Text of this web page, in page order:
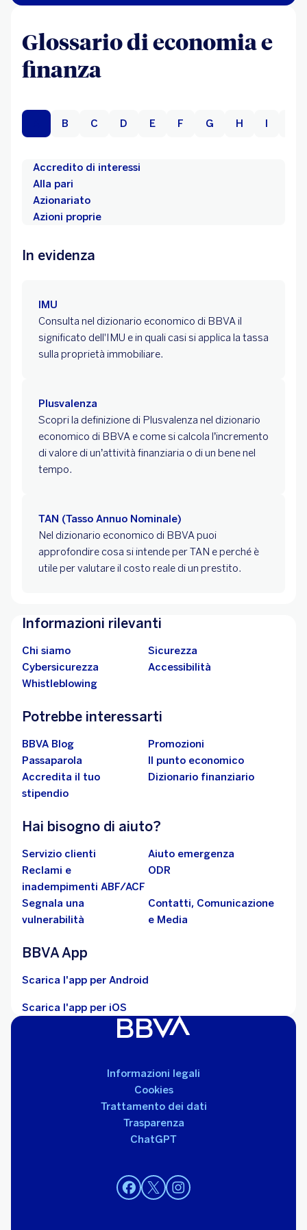
Glossario di economia e
finanza
B C D E F G H I
Accredito di interessi
Alla pari
Azionariato
Azioni proprie
In evidenza
IMU
Consulta nel dizionario economico di BBVA il
significato dell'IMU e in quali casi si applica la tassa
sulla proprietà immobiliare.
Plusvalenza
Scopri la definizione di Plusvalenza nel dizionario
economico di BBVA e come si calcola l’incremento
di valore di un’attività finanziaria o di un bene nel
tempo.
TAN (Tasso Annuo Nominale)
Nel dizionario economico di BBVA puoi
approfondire cosa si intende per TAN e perché è
utile per valutare il costo reale di un prestito.
Informazioni rilevanti
Chi siamo
Sicurezza
Cybersicurezza
Accessibilità
Whistleblowing
Potrebbe interessarti
BBVA Blog
Promozioni
Passaparola
Il punto economico
Accredita il tuo
stipendio
Dizionario finanziario
Hai bisogno di aiuto?
Servizio clienti
Aiuto emergenza
Reclami e
inadempimenti ABF/ACF
ODR
Segnala una
vulnerabilità
Contatti, Comunicazione
e Media
BBVA App
Scarica l'app per Android
Scarica l'app per iOS
Informazioni legali
Cookies
Trattamento dei dati
Trasparenza
ChatGPT